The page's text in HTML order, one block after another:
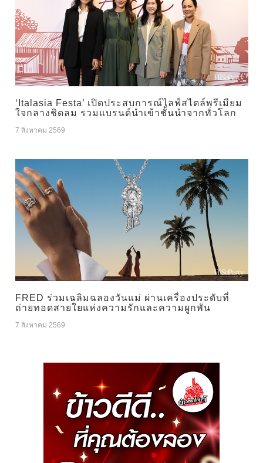
‘Italasia Festa’ เปิดประสบการณ์ไลฟ์สไตล์พรีเมียม
ใจกลางชิดลม รวมแบรนด์นำเข้าชั้นนำจากทั่วโลก
7 สิงหาคม 2569
FRED ร่วมเฉลิมฉลองวันแม่ ผ่านเครื่องประดับที่
ถ่ายทอดสายใยแห่งความรักและความผูกพัน
7 สิงหาคม 2569